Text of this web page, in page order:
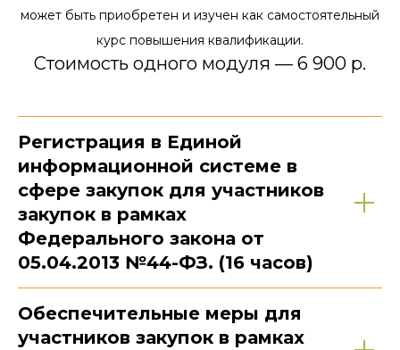
может быть приобретен и изучен как самостоятельный
курс повышения квалификации.
Стоимость одного модуля — 6 900 p.
Регистрация в Единой
информационной системе в
сфере закупок для участников
закупок в рамках
Федерального закона от
05.04.2013 №44-ФЗ. (16 часов)
Обеспечительные меры для
участников закупок в рамках